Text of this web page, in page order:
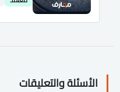
الأسئلة والتعليقات